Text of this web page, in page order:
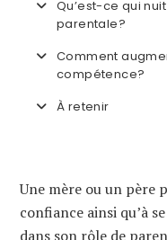
Qu’est-ce qui
parentale?
Comment
compétence?
À retenir
Une mère ou un père
confiance ainsi qu’à
dans son rôle de